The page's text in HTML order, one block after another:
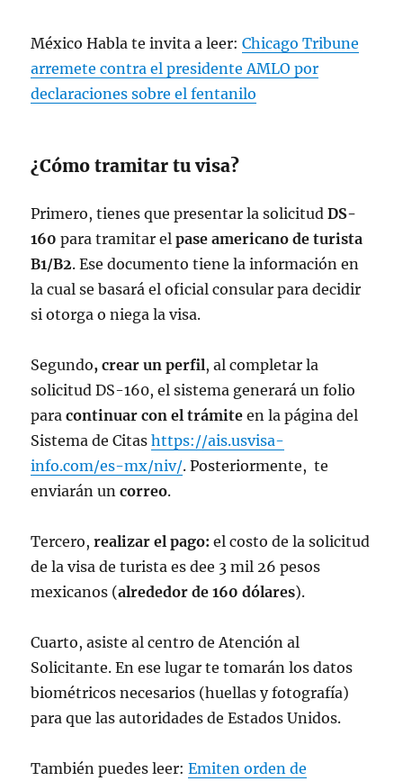
https://t.co/oqWvSle65A
— Embajada EU en Mex
México Habla te invita a leer:Chicago Tribune
arremete contra el presidente AMLO por
declaraciones sobre el fentanilo
¿Cómo tramitar tu visa?
Primero, tienes que presentar la solicitudDS-
160 para tramitar el pase americano de turista
B1/B2. Ese documento tiene la información en
la cual se basará el oficial consular para decidir
si otorga o niega la visa.
Segundo, crear un perfil, al completar la
solicitud DS-160, el sistema generará un folio
paracontinuar con el trámite en la página del
Sistema de Citashttps://ais.usvisa-
info.com/es-mx/niv/. Posteriormente, te
enviarán uncorreo.
Tercero,realizar el pago: el costo de la solicitud
de la visa de turista es dee 3 mil 26 pesos
mexicanos (alrededor de 160 dólares).
Cuarto, asiste al centro de Atención al
Solicitante. En ese lugar te tomarán los datos
biométricos necesarios (huellas y fotografía)
para que las autoridades de Estados Unidos.
También puedes leer:Emiten orden de